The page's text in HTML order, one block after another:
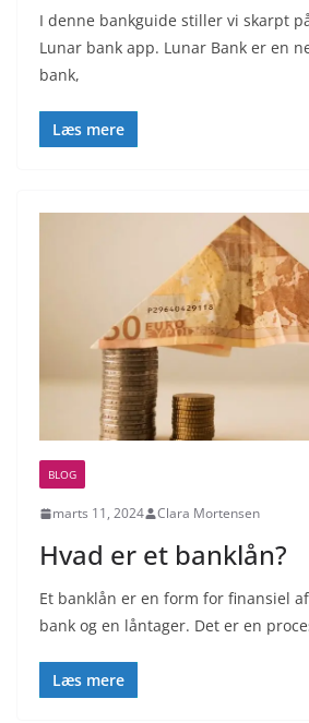
I denne bankguide stiller vi skarpt
Lunar bank app. Lunar Bank er en
bank,
Læs mere
BLOG
marts 11, 2024 Clara Mortensen
Hvad er et banklån?
Et banklån er en form for finansiel
bank og en låntager. Det er en
Læs mere